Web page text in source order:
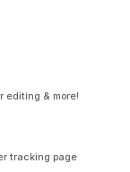
editing & more!
tracking page